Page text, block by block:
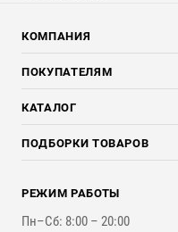
КОМПАНИЯ
Компания
Услуги
ПОКУПАТЕЛЯМ
Скидки стройкомпаниям
Доставка и разгрузка
Оплата и Возврат
Наши работы
КАТАЛОГ
Погонажные изделия
Брикеты, Дрова, Стружка
Стройматериалы
Инструменты
ПОДБОРКИ ТОВАРОВ
Для бутерброда стены
Для наружной отделки
РЕЖИМ РАБОТЫ
Пн–Сб: 8:00 – 20:00